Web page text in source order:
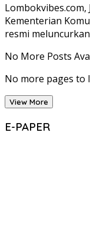
Kementerian
resmi
No More Posts
No more pages to
View More
E-PAPER